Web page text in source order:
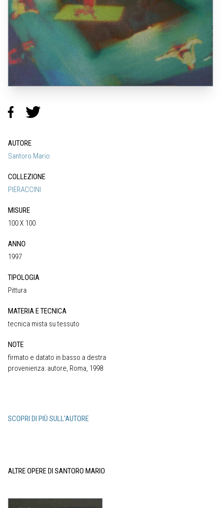
AUTORE
Santoro Mario
COLLEZIONE
PIERACCINI
MISURE
100 X 100
ANNO
1997
TIPOLOGIA
Pittura
MATERIA E TECNICA
tecnica mista su tessuto
NOTE
firmato e datato in basso a destra
provenienza: autore, Roma, 1998
SCOPRI DI PIÙ SULL'AUTORE
ALTRE OPERE DI SANTORO MARIO